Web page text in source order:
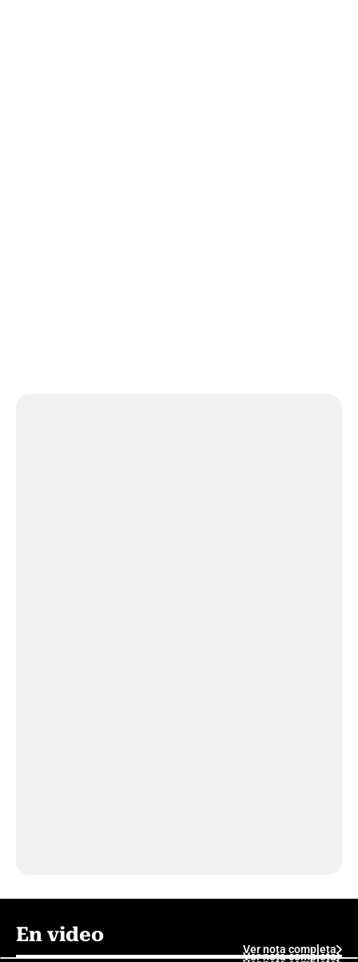
En video
Ver nota completa
Ver nota completa